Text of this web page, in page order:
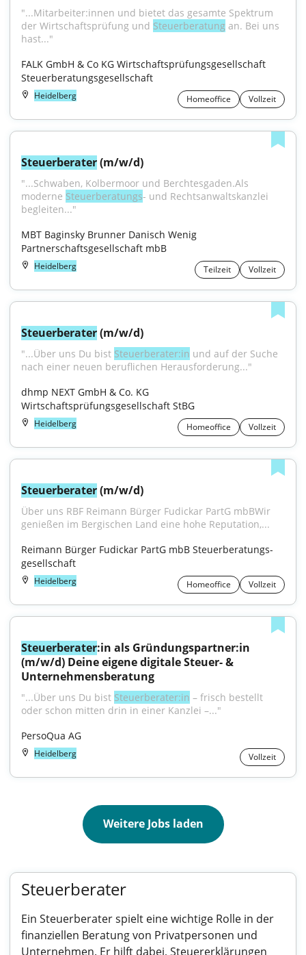
"...Mitarbeiter:innen und bietet das gesamte Spektrum
der Wirtschaftsprüfung und Steuerberatung an. Bei uns
hast..."
FALK GmbH & Co KG Wirtschaftsprüfungsgesellschaft
Steuerberatungsgesellschaft
Heidelberg Homeoffice Vollzeit
Steuerberater (m/w/d)
"...Schwaben, Kolbermoor und Berchtesgaden.Als
moderne Steuerberatungs- und Rechtsanwaltskanzlei
begleiten..."
MBT Baginsky Brunner Danisch Wenig
Partnerschaftsgesellschaft mbB
Heidelberg Teilzeit Vollzeit
Steuerberater (m/w/d)
"...Über uns Du bist Steuerberater:in und auf der Suche
nach einer neuen beruflichen Herausforderung..."
dhmp NEXT GmbH & Co. KG
Wirtschaftsprüfungsgesellschaft StBG
Heidelberg Homeoffice Vollzeit
Steuerberater (m/w/d)
Über uns RBF Reimann Bürger Fudickar PartG mbBWir
genießen im Bergischen Land eine hohe Reputation,...
Reimann Bürger Fudickar PartG mbB Steuerberatungs­
gesellschaft
Heidelberg Homeoffice Vollzeit
Steuerberater:in als Gründungspartner:in
(m/w/d) Deine eigene digitale Steuer- &
Unternehmensberatung
"...Über uns Du bist Steuerberater:in – frisch bestellt
oder schon mitten drin in einer Kanzlei –..."
PersoQua AG
Heidelberg Vollzeit
Weitere Jobs laden
Steuerberater
Ein Steuerberater spielt eine wichtige Rolle in der
finanziellen Beratung von Privatpersonen und
Unternehmen. Er hilft dabei, Steuererklärungen